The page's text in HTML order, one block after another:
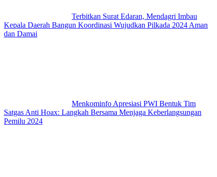
Terbitkan Surat Edaran, Mendagri Imbau
Kepala Daerah Bangun Koordinasi Wujudkan Pilkada 2024 Aman
dan Damai
Menkominfo Apresiasi PWI Bentuk Tim
Satgas Anti Hoax: Langkah Bersama Menjaga Keberlangsungan
Pemilu 2024